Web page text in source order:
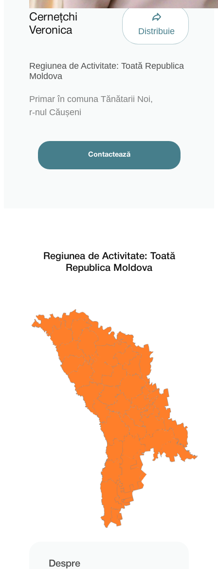
Cernețchi
Veronica
Distribuie
Regiunea de Activitate: Toată Republica
Moldova
Primar în comuna Tănătarii Noi,
r-nul Căușeni
Contactează
Regiunea de Activitate: Toată
Republica Moldova
Despre